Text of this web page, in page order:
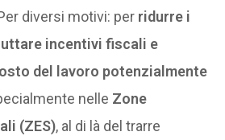
diversi motivi: per ridurre i
incentivi fiscali e
del lavoro potenzialmente
nelle Zone
(ZES), al di là del trarre